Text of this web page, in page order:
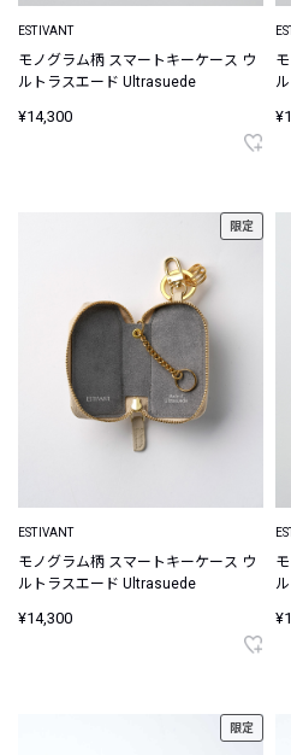
ESTIVANT
モノグラム柄 スマートキーケース ウ
ルトラスエード Ultrasuede
¥14,300
限定
ESTIVANT
モノグラム柄 スマートキーケース ウ
ルトラスエード Ultrasuede
¥14,300
限定